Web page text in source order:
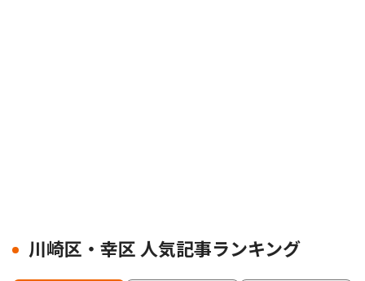
川崎区・幸区 人気記事ランキング